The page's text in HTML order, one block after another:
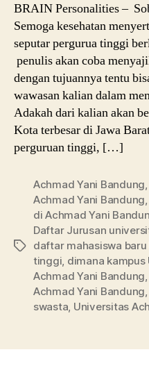
BRAIN Personalities –
Semoga kesehatan
seputar pergurua tinggi
penulis akan coba
dengan tujuannya tentu
wawasan kalian dalam
Adakah dari kalian akan
Kota terbesar di Jawa
perguruan tinggi, […]
Tags
Achmad Yani Bandung,
Achmad Yani Bandung,
di Achmad Yani
Daftar Jurusan
daftar mahasiswa baru
tinggi, dimana kampus
Achmad Yani Bandung,
Achmad Yani Bandung,
swasta, Universitas